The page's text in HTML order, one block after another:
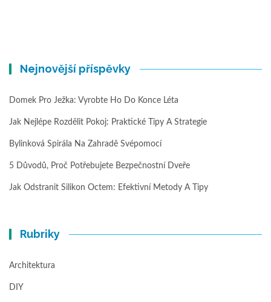
Nejnovější příspěvky
Domek Pro Ježka: Vyrobte Ho Do Konce Léta
Jak Nejlépe Rozdělit Pokoj: Praktické Tipy A Strategie
Bylinková Spirála Na Zahradě Svépomocí
5 Důvodů, Proč Potřebujete Bezpečnostní Dveře
Jak Odstranit Silikon Octem: Efektivní Metody A Tipy
Rubriky
Architektura
DIY